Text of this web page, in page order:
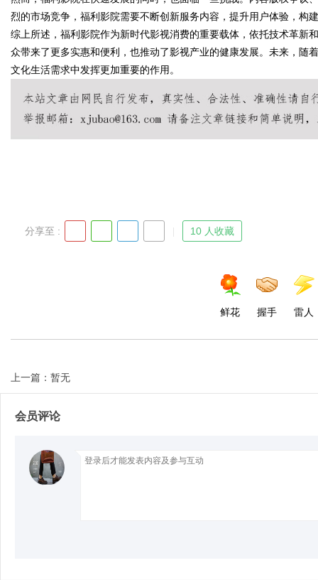
烈的市场竞争，福利影院需要不断创新服务内容，提升用户体验，构
综上所述，福利影院作为新时代影视消费的重要载体，依托技术革新
众带来了更多实惠和便利，也推动了影视产业的健康发展。未来，随
文化生活需求中发挥更加重要的作用。
分享至 : 10 人收藏
鲜花 握手 雷人
上一篇：暂无
会员评论